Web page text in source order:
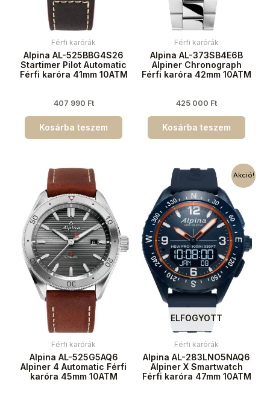
Férfi karórák
Alpina AL-525BBG4S26
Startimer Pilot Automatic
Férfi karóra 41mm 10ATM
407 990 Ft
Kosárba teszem
Férfi karórák
Alpina AL-373SB4E6B
Alpiner Chronograph
Férfi karóra 42mm 10ATM
425 000 Ft
Kosárba teszem
Férfi karórák
Alpina AL-525G5AQ6
Alpiner 4 Automatic Férfi
karóra 45mm 10ATM
Akció!
ELFOGYOTT
Férfi karórák
Alpina AL-283LNO5NAQ6
Alpiner X Smartwatch
Férfi karóra 47mm 10ATM